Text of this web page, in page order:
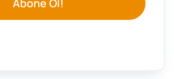
Abone Ol!